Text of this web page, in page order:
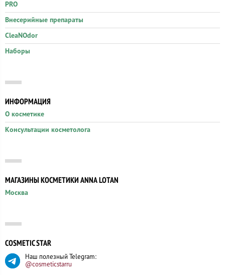
PRO
Внесерийные препараты
CleaNOdor
Наборы
ИНФОРМАЦИЯ
О косметике
Консультации косметолога
МАГАЗИНЫ КОСМЕТИКИ ANNA LOTAN
Москва
COSMETIC STAR
Наш полезный Telegram:
@cosmeticstarru